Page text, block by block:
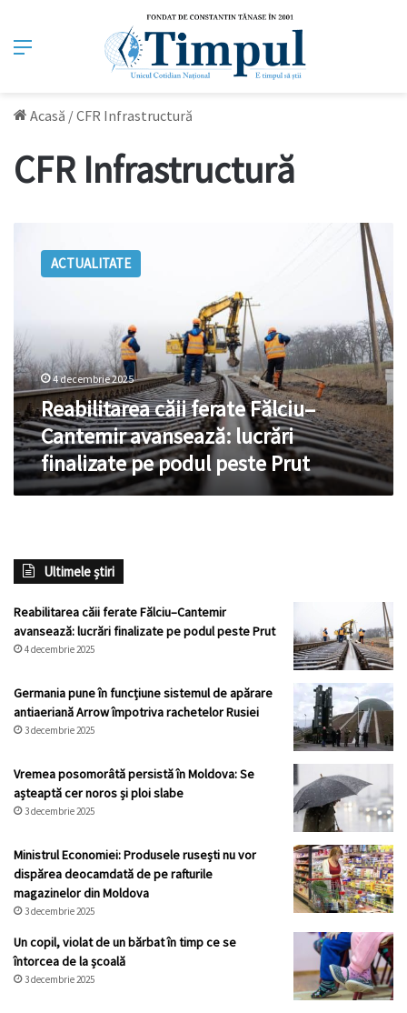
Meniu
Acasă /CFR Infrastructură
CFR Infrastructură
ferate
lucrări
finalizate
pe
podul
peste
Prut
ACTUALITATE
4 decembrie 2025
Reabilitarea căii ferate Fălciu–
Cantemir avansează: lucrări
finalizate pe podul peste Prut
Ultimele știri
Reabilitarea căii ferate Fălciu–Cantemir
avansează: lucrări finalizate pe podul peste Prut
4 decembrie 2025
Germania pune în funcțiune sistemul de apărare
antiaeriană Arrow împotriva rachetelor Rusiei
3 decembrie 2025
Vremea posomorâtă persistă în Moldova: Se
așteaptă cer noros și ploi slabe
3 decembrie 2025
Ministrul Economiei: Produsele rusești nu vor
dispărea deocamdată de pe rafturile
magazinelor din Moldova
3 decembrie 2025
Un copil, violat de un bărbat în timp ce se
întorcea de la școală
3 decembrie 2025